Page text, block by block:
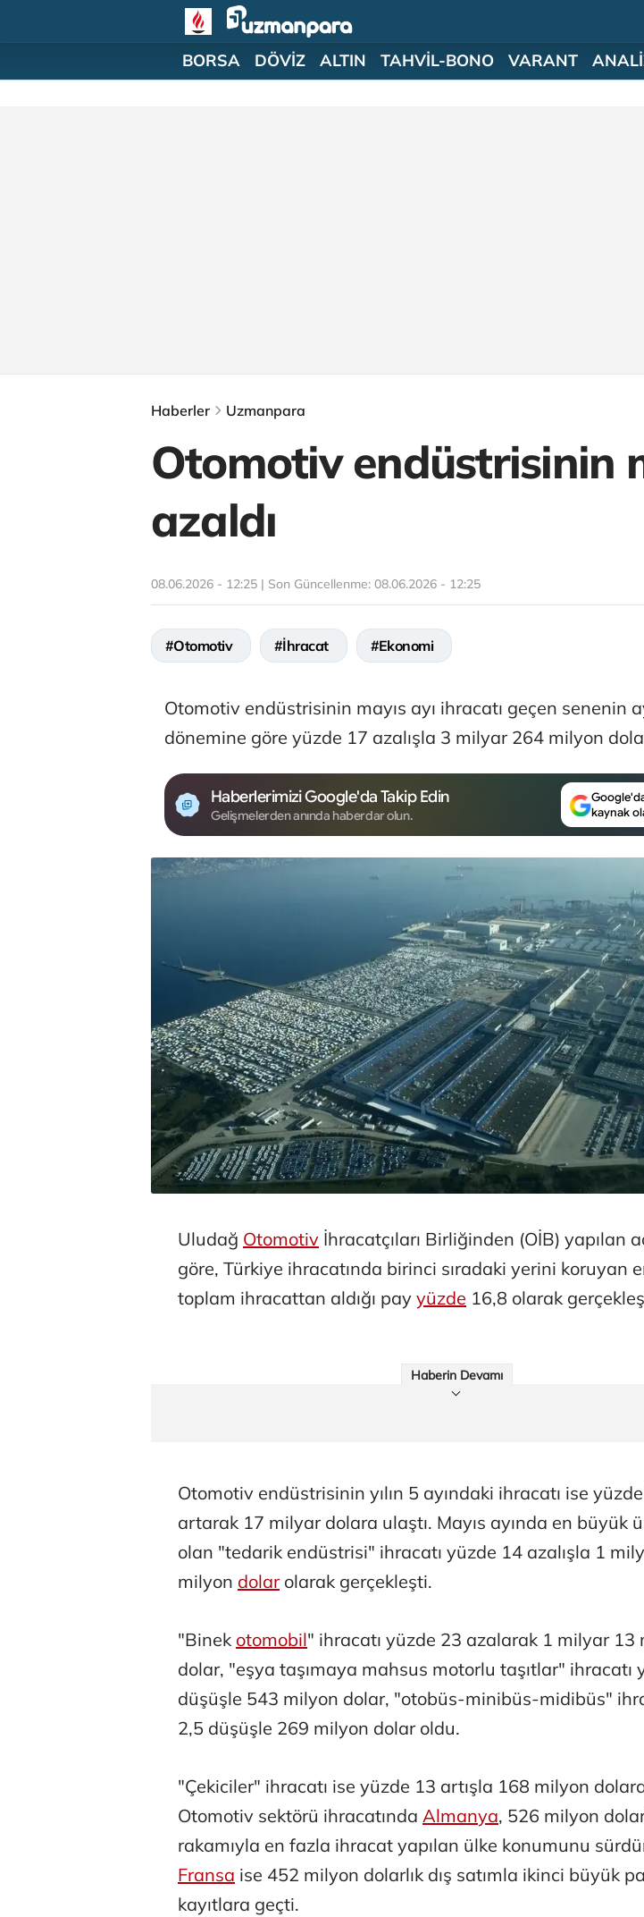
BORSA DÖVİZ ALTIN TAHVİL-BONO VARANT
Haberler Uzmanpara
Otomotiv endüstrisinin
azaldı
08.06.2026 - 12:25 | Son Güncellenme: 08.06.2026 - 12:25
#Otomotiv #İhracat #Ekonomi
Otomotiv endüstrisinin mayıs ayı ihracatı geçen senenin
dönemine göre yüzde 17 azalışla 3 milyar 264 milyon
Haberlerimizi Google'da Takip Edin
Gelişmelerden anında haberdar olun.
kaynak
Uludağ Otomotiv İhracatçıları Birliğinden (OİB) yapılan
göre, Türkiye ihracatında birinci sıradaki yerini koruyan
toplam ihracattan aldığı pay yüzde 16,8 olarak
Haberin Devamı
Otomotiv endüstrisinin yılın 5 ayındaki ihracatı ise
artarak 17 milyar dolara ulaştı. Mayıs ayında en büyük
olan "tedarik endüstrisi" ihracatı yüzde 14 azalışla 1
milyon dolarolarak gerçekleşti.
"Binek otomobil" ihracatı yüzde 23 azalarak 1 milyar 13
dolar, "eşya taşımaya mahsus motorlu taşıtlar" ihracatı
düşüşle 543 milyon dolar, "otobüs-minibüs-midibüs"
2,5 düşüşle 269 milyon dolar oldu.
"Çekiciler" ihracatı ise yüzde 13 artışla 168 milyon
Otomotiv sektörü ihracatında Almanya, 526 milyon
rakamıyla en fazla ihracat yapılan ülke konumunu
Fransa ise 452 milyon dolarlık dış satımla ikinci büyük
kayıtlara geçti.